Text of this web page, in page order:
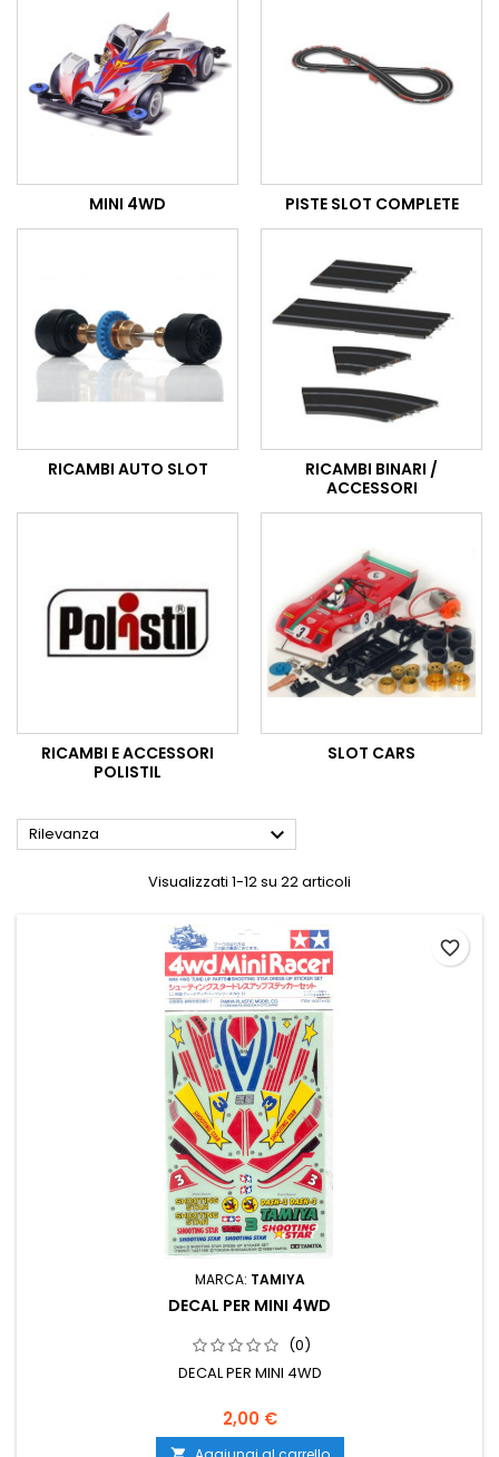
MINI 4WD PISTE SLOT COMPLETE
RICAMBI AUTO SLOT
RICAMBI BINARI /
ACCESSORI
RICAMBI E ACCESSORI
POLISTIL
SLOT CARS
Rilevanza 
Visualizzati 1-12 su 22 articoli
MARCA: TAMIYA
DECAL PER MINI 4WD
(0)
DECAL PER MINI 4WD
2,00 €
favorite_border